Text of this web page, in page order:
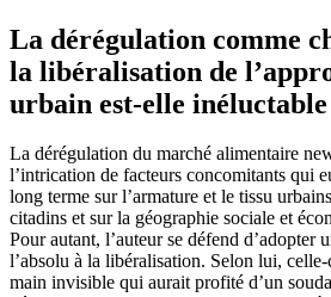
La dérégulation comme
la libéralisation de
urbain est-elle inéluctable
La dérégulation du marché alimentaire
l’intrication de facteurs concomitants qui
long terme sur l’armature et le tissu
citadins et sur la géographie sociale et
Pour autant, l’auteur se défend d’adopter
l’absolu à la libéralisation. Selon lui, celle-
main invisible qui aurait profité d’un